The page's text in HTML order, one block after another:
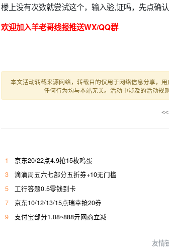
楼上没有次数就尝试这个，输入验,证吗，先点确
欢迎加入羊老哥线报推送WX/QQ群
本文活动转载来源网络，转载目的仅用于网络信息分享，
任何行为均与本站无关。活动中涉及的活动规
1 京东20/22点4.9抢15枚鸡蛋
3
滴滴周五六七部分五折券+10无门槛
5
工行答题0.5零钱到卡
7
京东10/12/13/15点瑞幸抢20券
9
支付宝部分1.08~888亓网商立减
友情链